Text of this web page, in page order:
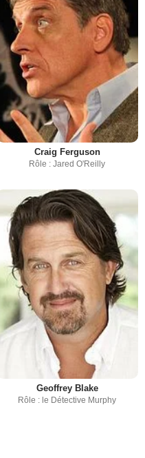
Craig Ferguson
Rôle : Jared O'Reilly
Geoffrey Blake
Rôle : le Détective Murphy